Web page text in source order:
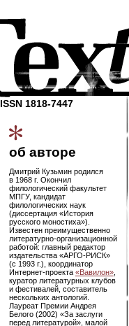
ISSN 1818-7447
об авторе
Дмитрий Кузьмин родился
в 1968 г. Окончил
филологический факультет
МПГУ, кандидат
филологических наук
(диссертация «История
русского моностиха»).
Известен преимущественно
литературно-организационной
работой: главный редактор
издательства «АРГО-РИСК»
(с 1993 г.), координатор
Интернет-проекта «Вавилон»,
куратор литературных клубов
и фестивалей, составитель
нескольких антологий.
Лауреат Премии Андрея
Белого (2002) «За заслуги
перед литературой», малой